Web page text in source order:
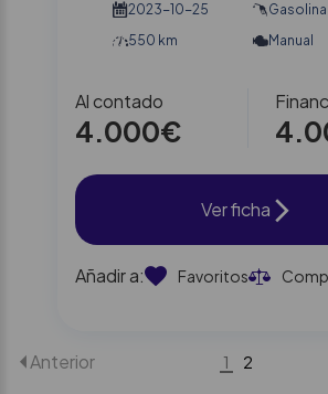
2023-10-25
Gasolina
550 km
Manual
Al contado
4.000€
Ver ficha
Añadir a: Favoritos
Anterior 1 2